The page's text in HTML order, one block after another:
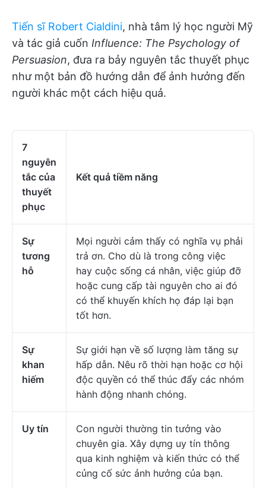
Tiến sĩ Robert Cialdini, nhà tâm lý học người Mỹ
và tác giả cuốn Influence: The Psychology of
Persuasion, đưa ra bảy nguyên tắc thuyết phục
như một bản đồ hướng dẫn để ảnh hưởng đến
người khác một cách hiệu quả.
7
nguyên
tắc của
thuyết
phục
Kết quả tiềm năng
Sự
tương
hỗ
Mọi người cảm thấy có nghĩa vụ phải
trả ơn. Cho dù là trong công việc
hay cuộc sống cá nhân, việc giúp đỡ
hoặc cung cấp tài nguyên cho ai đó
có thể khuyến khích họ đáp lại bạn
tốt hơn.
Sự
khan
hiếm
Sự giới hạn về số lượng làm tăng sự
hấp dẫn. Nêu rõ thời hạn hoặc cơ hội
độc quyền có thể thúc đẩy các nhóm
hành động nhanh chóng.
Uy tín
Con người thường tin tưởng vào
chuyên gia. Xây dựng uy tín thông
qua kinh nghiệm và kiến thức có thể
củng cố sức ảnh hưởng của bạn.